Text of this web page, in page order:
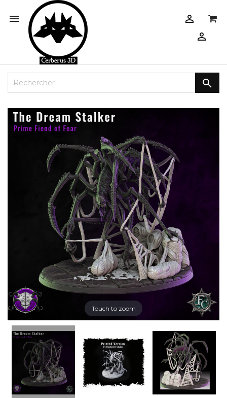




Touch to zoom